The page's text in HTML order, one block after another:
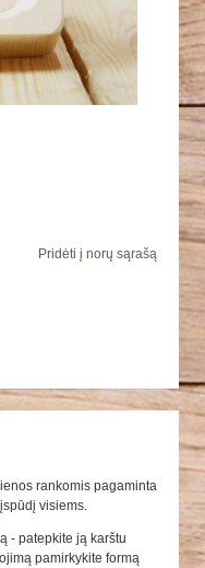
Pridėti į norų sąrašą
rankomis pagaminta
visiems.
- patepkite ją karštu
pamirkykite formą